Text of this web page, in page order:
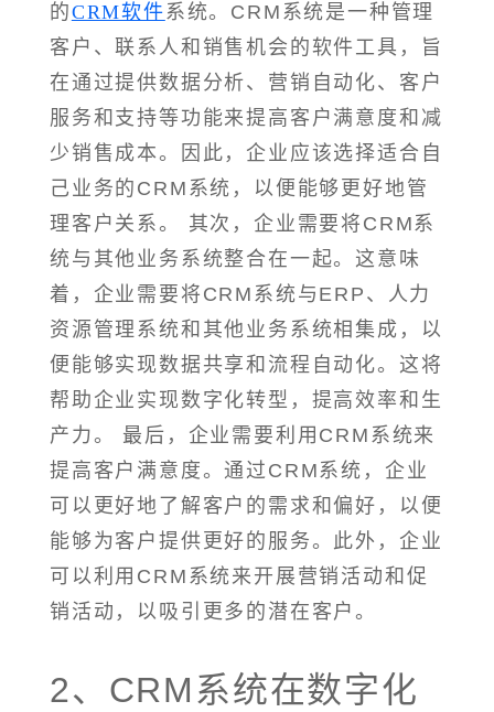
的CRM软件系统。CRM系统是一种管理
客户、联系人和销售机会的软件工具，旨
在通过提供数据分析、营销自动化、客户
服务和支持等功能来提高客户满意度和减
少销售成本。因此，企业应该选择适合自
己业务的CRM系统，以便能够更好地管
理客户关系。 其次，企业需要将CRM系
统与其他业务系统整合在一起。这意味
着，企业需要将CRM系统与ERP、人力
资源管理系统和其他业务系统相集成，以
便能够实现数据共享和流程自动化。这将
帮助企业实现数字化转型，提高效率和生
产力。 最后，企业需要利用CRM系统来
提高客户满意度。通过CRM系统，企业
可以更好地了解客户的需求和偏好，以便
能够为客户提供更好的服务。此外，企业
可以利用CRM系统来开展营销活动和促
销活动，以吸引更多的潜在客户。
2、CRM系统在数字化